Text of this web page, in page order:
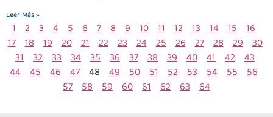
Leer Más »
1 2 3 4 5 6 7 8 9 10 11 12 13 14 15 16
17 18 19 20 21 22 23 24 25 26 27 28 29 30
31 32 33 34 35 36 37 38 39 40 41 42 43
44 45 46 47 48 49 50 51 52 53 54 55 56
57 58 59 60 61 62 63 64